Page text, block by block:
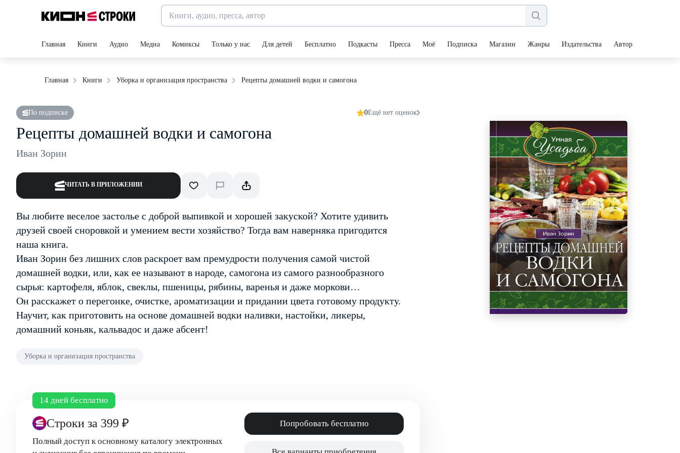
Главная Книги Аудио Медиа Комиксы Только у нас Для детей Бесплатно Подкасты Пресса Моё Подписка Магазин Жанры Издательства Авторы
Главная Книги Уборка и организация пространства Рецепты домашней водки и самогона
По подписке 0Ещё нет оценок
Рецепты домашней водки и самогона
Иван Зорин
ЧИТАТЬ В ПРИЛОЖЕНИИ
Вы любите веселое застолье с доброй выпивкой и хорошей закуской? Хотите удивить
друзей своей сноровкой и умением вести хозяйство? Тогда вам наверняка пригодится
наша книга.
Иван Зорин без лишних слов раскроет вам премудрости получения самой чистой
домашней водки, или, как ее называют в народе, самогона из самого разнообразного
сырья: картофеля, яблок, свеклы, пшеницы, рябины, варенья и даже моркови…
Он расскажет о перегонке, очистке, ароматизации и придании цвета готовому продукту.
Научит, как приготовить на основе домашней водки наливки, настойки, ликеры,
домашний коньяк, кальвадос и даже абсент!
Уборка и организация пространства
14 дней бесплатно
Строки за 399 ₽
Полный доступ к основному каталогу электронных
Попробовать бесплатно